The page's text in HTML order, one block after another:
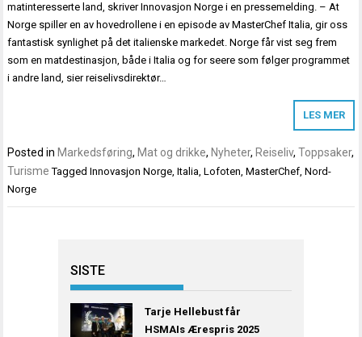
matinteresserte land, skriver Innovasjon Norge i en pressemelding. – At
Norge spiller en av hovedrollene i en episode av MasterChef Italia, gir oss
fantastisk synlighet på det italienske markedet. Norge får vist seg frem
som en matdestinasjon, både i Italia og for seere som følger programmet
i andre land, sier reiselivsdirektør…
LES MER
Posted in Markedsføring, Mat og drikke, Nyheter, Reiseliv,Toppsaker,
Turisme TaggedInnovasjon Norge,Italia,Lofoten,MasterChef,Nord-
Norge
SISTE
Tarje Hellebust får
HSMAIs Ærespris 2025